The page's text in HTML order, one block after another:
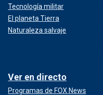
Tecnología militar
El planeta Tierra
Naturaleza salvaje
Ver en directo
Programas de FOX News